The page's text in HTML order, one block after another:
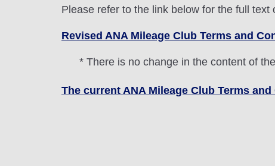
Please refer to the link below for the full
Revised ANA Mileage Club Terms and
* There is no change in the content of
The current ANA Mileage Club Terms